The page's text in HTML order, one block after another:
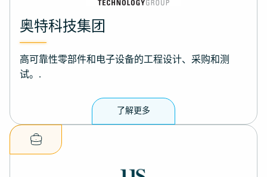
奥特科技集团
高可靠性零部件和电子设备的工程设计、采购和测
试。.
了解更多